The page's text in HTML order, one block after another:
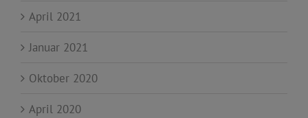
April 2021
Januar 2021
Oktober 2020
April 2020